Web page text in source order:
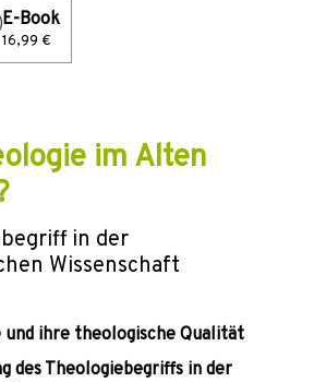
E-Book
16,99 €
im Alten
in der
Wissenschaft
und ihre theologische Qualität
des Theologiebegriffs in der